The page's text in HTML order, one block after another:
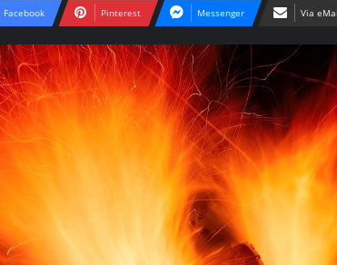
Facebook Pinterest Messenger Via